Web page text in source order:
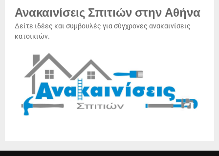
Ανακαινίσεις Σπιτιών στην Αθήνα
Δείτε ιδέες και συμβουλές για σύγχρονες ανακαινίσεις
κατοικιών.